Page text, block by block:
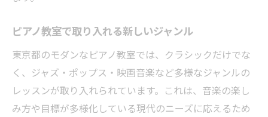
ピアノ教室で取り入れる新しいジャンル
東京都のモダンなピアノ教室では、クラシックだけでな
く、ジャズ・ポップス・映画音楽など多様なジャンルの
レッスンが取り入れられています。これは、音楽の楽し
み方や目標が多様化している現代のニーズに応えるため